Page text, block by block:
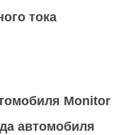
тока
Monitor
автомобиля